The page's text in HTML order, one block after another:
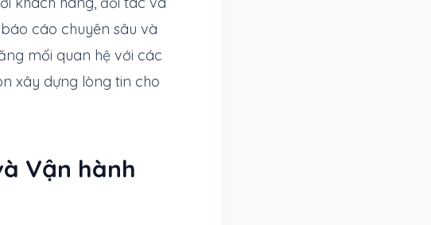
cáo chuyên sâu và
mối quan hệ với các
xây dựng lòng tin cho
Vận hành